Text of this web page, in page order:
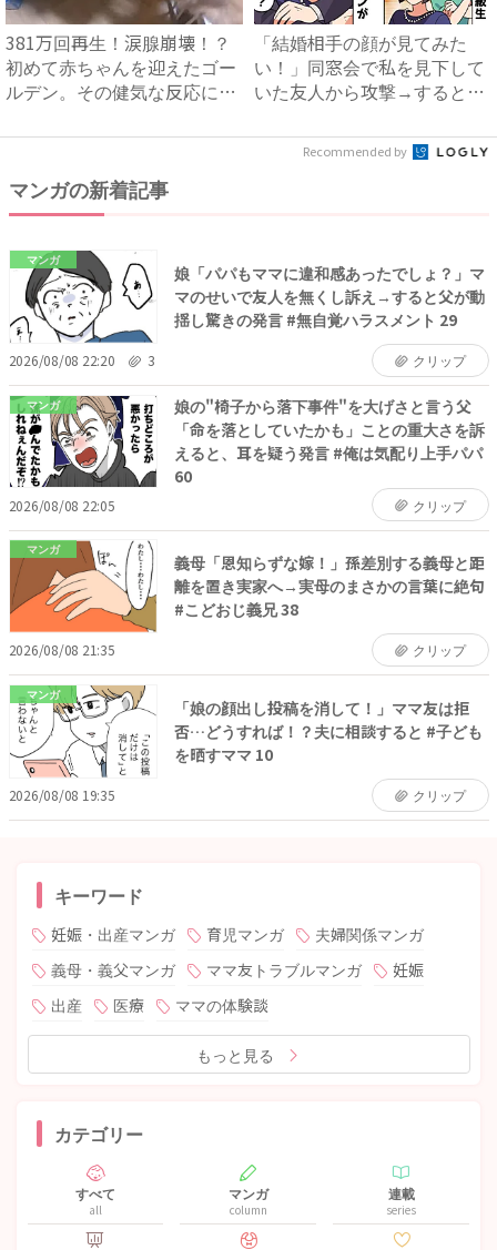
381万回再生！涙腺崩壊！？
初めて赤ちゃんを迎えたゴー
ルデン。その健気な反応に
「結婚相手の顔が見てみた
い！」同窓会で私を見下して
いた友人から攻撃→すると全
Recommended by
マンガの新着記事
マンガ
娘「パパもママに違和感あったでしょ？」マ
マのせいで友人を無くし訴え→すると父が動
揺し驚きの発言 #無自覚ハラスメント 29
2026/08/08 22:20 3 クリップ
マンガ
娘の"椅子から落下事件"を大げさと言う父
「命を落としていたかも」ことの重大さを訴
えると、耳を疑う発言 #俺は気配り上手パパ
60
2026/08/08 22:05 クリップ
マンガ
義母「恩知らずな嫁！」孫差別する義母と距
離を置き実家へ→実母のまさかの言葉に絶句
#こどおじ義兄 38
2026/08/08 21:35 クリップ
マンガ
「娘の顔出し投稿を消して！」ママ友は拒
否…どうすれば！？夫に相談すると #子ども
を晒すママ 10
2026/08/08 19:35 クリップ
キーワード
妊娠・出産マンガ 育児マンガ
夫婦関係マンガ
義母・義父マンガ
ママ友トラブルマンガ
妊娠
出産
医療 ママの体験談
もっと見る
カテゴリー
すべて
all
マンガ
column
連載
series